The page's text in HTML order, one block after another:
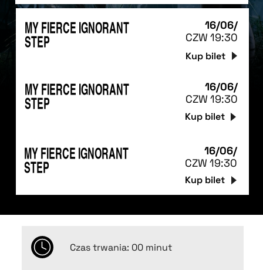
MY FIERCE IGNORANT
STEP
16/06/
CZW 19:30
Kup bilet
MY FIERCE IGNORANT
STEP
16/06/
CZW 19:30
Kup bilet
MY FIERCE IGNORANT
STEP
16/06/
CZW 19:30
Kup bilet
Czas trwania: 00 minut